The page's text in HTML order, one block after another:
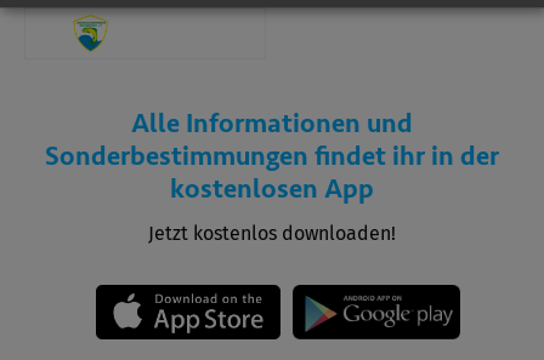
Alle Informationen und
Sonderbestimmungen findet ihr in der
kostenlosen App
Jetzt kostenlos downloaden!